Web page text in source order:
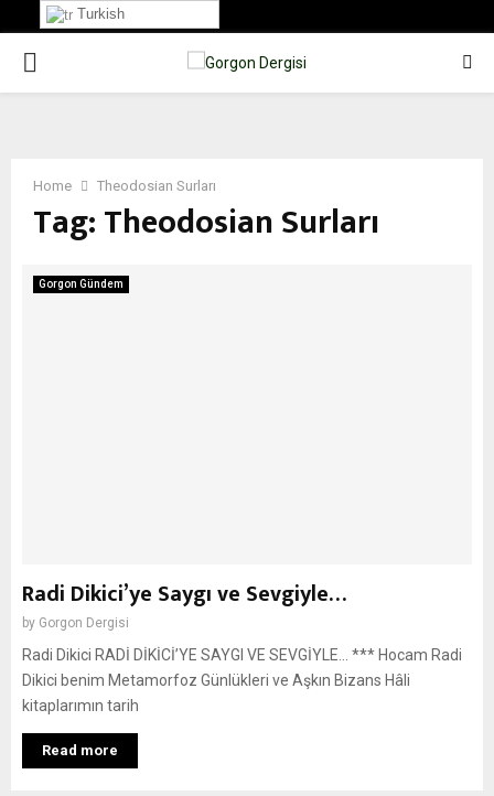
PRIMARY
Home Theodosian Surları
Tag:Theodosian Surları
Gorgon Gündem
Radi Dikici’ye Saygı ve Sevgiyle…
by Gorgon Dergisi
Radi Dikici RADİ DİKİCİ’YE SAYGI VE SEVGİYLE… *** Hocam Radi
Dikici benim Metamorfoz Günlükleri ve Aşkın Bizans Hâli
kitaplarımın tarih
Read more
Turkish